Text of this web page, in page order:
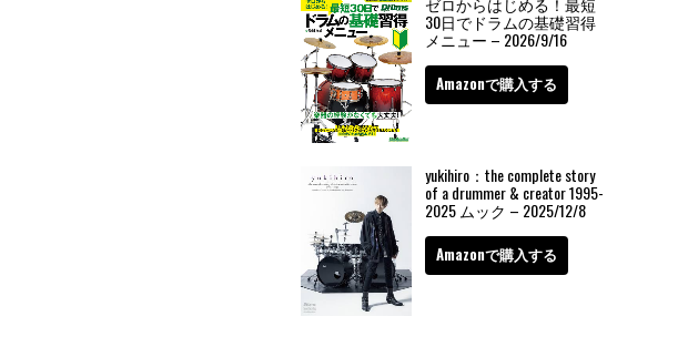
30日でドラムの基礎習得
メニュー – 2026/9/16
Amazonで購入する
yukihiro：the complete story
of a drummer & creator 1995-
2025 ムック – 2025/12/8
Amazonで購入する